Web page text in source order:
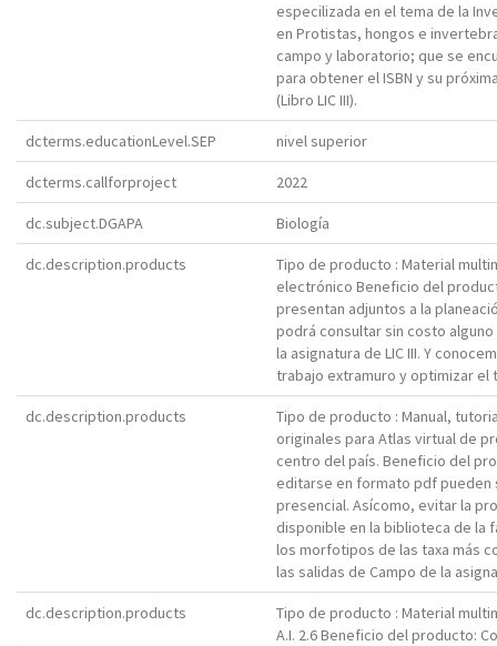
especilizada en el tema de la
en Protistas, hongos e
campo y laboratorio; que se
para obtener el ISBN y su
(Libro LIC III).
dcterms.educationLevel.SEP nivel superior
dcterms.callforproject 2022
dc.subject.DGAPA Biología
dc.description.products
Tipo de producto : Material
electrónico Beneficio del
presentan adjuntos a la
podrá consultar sin costo
la asignatura de LIC III. Y
trabajo extramuro y optimizar
dc.description.products
Tipo de producto : Manual,
originales para Atlas virtual de
centro del país. Beneficio del
editarse en formato pdf
presencial. Asícomo, evitar la
disponible en la biblioteca de la
los morfotipos de las taxa más
las salidas de Campo de la
dc.description.products
Tipo de producto : Material
A.I. 2.6 Beneficio del producto: